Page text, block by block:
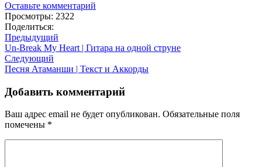
Оставьте комментарий
Просмотры: 2322
Поделиться:
Предыдущий
Un-Break My Heart | Гитара на одной струне
Следующий
Песня Атаманши | Текст и Аккорды
Добавить комментарий
Ваш адрес email не будет опубликован. Обязательные поля
помечены *